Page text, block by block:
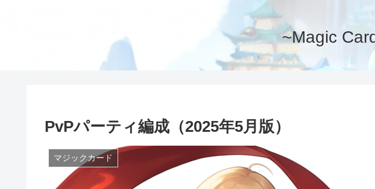
~Magic
PvPパーティ編成（2025年5月版）
マジックカード